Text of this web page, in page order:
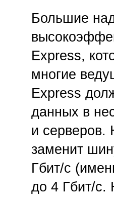
Большие
Express,
многие
Express
данных в
и серверов.
заменит
Гбит/с
до 4 Гбит/